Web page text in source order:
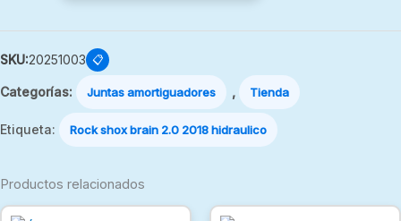
SKU:20251003 📋
Categorías: Juntas amortiguadores , Tienda
Etiqueta: Rock shox brain 2.0 2018 hidraulico
Productos relacionados